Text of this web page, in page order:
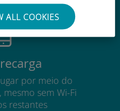
ALL COOKIES
por meio do
mesmo sem Wi-Fi
restantes